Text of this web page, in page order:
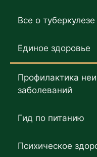
Все о туберкулезе
Единое здоровье
Профилактика
заболеваний
Гид по питанию
Психическое